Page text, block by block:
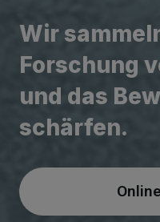
Wir
Forschung
und das
schärfen.